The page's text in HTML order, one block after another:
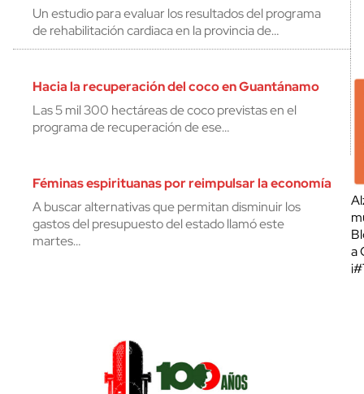
Un estudio para evaluar los resultados del programa
de rehabilitación cardiaca en la provincia de…
Hacia la recuperación del coco en Guantánamo
Las 5 mil 300 hectáreas de coco previstas en el
programa de recuperación de ese…
Féminas espirituanas por reimpulsar la economía
A buscar alternativas que permitan disminuir los
gastos del presupuesto del estado llamó este
martes…
a